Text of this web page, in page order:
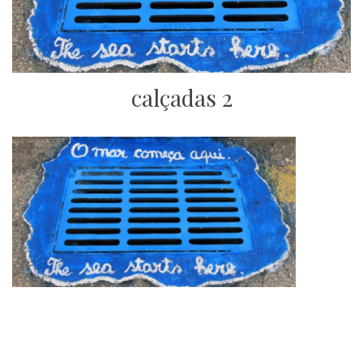
calçadas 2